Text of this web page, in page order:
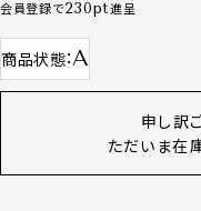
会員登録で230 進呈
商品状態 A
申し訳
ただいま在